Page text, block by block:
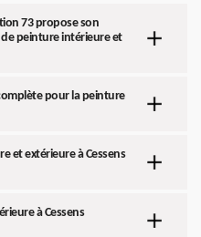
73 propose son
peinture intérieure et
pour la peinture
et extérieure à Cessens
à Cessens